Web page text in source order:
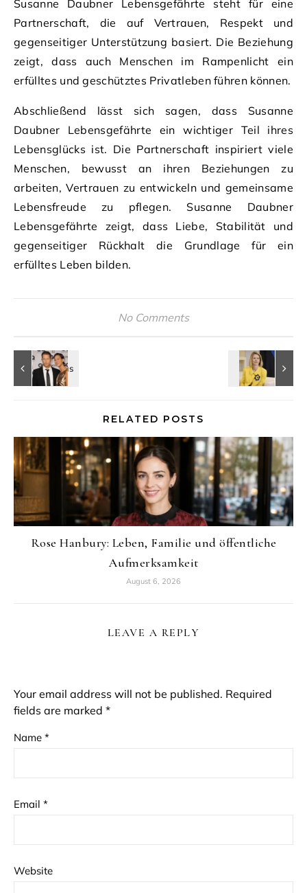
Susanne Daubner Lebensgefährte steht für eine
Partnerschaft, die auf Vertrauen, Respekt und
gegenseitiger Unterstützung basiert. Die Beziehung
zeigt, dass auch Menschen im Rampenlicht ein
erfülltes und geschütztes Privatleben führen können.
Abschließend lässt sich sagen, dass Susanne
Daubner Lebensgefährte ein wichtiger Teil ihres
Lebensglücks ist. Die Partnerschaft inspiriert viele
Menschen, bewusst an ihren Beziehungen zu
arbeiten, Vertrauen zu entwickeln und gemeinsame
Lebensfreude zu pflegen. Susanne Daubner
Lebensgefährte zeigt, dass Liebe, Stabilität und
gegenseitiger Rückhalt die Grundlage für ein
erfülltes Leben bilden.
No Comments
RELATED POSTS
Rose Hanbury: Leben, Familie und öffentliche
Aufmerksamkeit
August 6, 2026
LEAVE A REPLY
Your email address will not be published. Required
fields are marked *
Name *
Email *
Website